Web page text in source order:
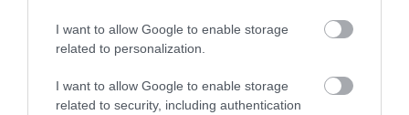
I want to allow Google to enable storage
related to personalization.
I want to allow Google to enable storage
related to security, including authentication